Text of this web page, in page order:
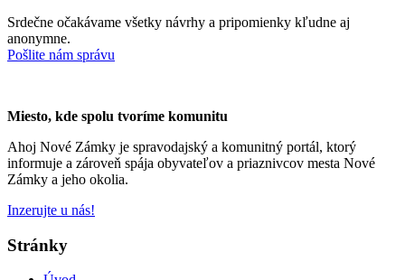
Srdečne očakávame všetky návrhy a pripomienky kľudne aj
anonymne.
Pošlite nám správu
Miesto, kde spolu tvoríme komunitu
Ahoj Nové Zámky je spravodajský a komunitný portál, ktorý
informuje a zároveň spája obyvateľov a priaznivcov mesta Nové
Zámky a jeho okolia.
Inzerujte u nás!
Stránky